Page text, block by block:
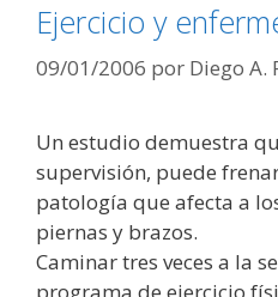
Ejercicio y
09/01/2006 por Diego A.
Un estudio demuestra
supervisión, puede
patología que afecta a
piernas y brazos.
Caminar tres veces a la
programa de ejercicio